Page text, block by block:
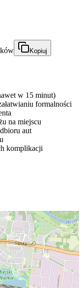
Kopiuj
w 15 minut)
formalności
na miejscu
aut
komplikacji